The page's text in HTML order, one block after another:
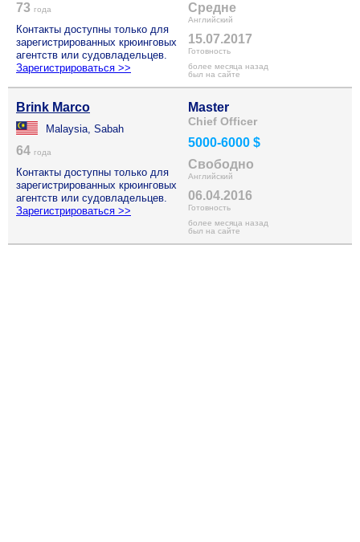
73 года
Контакты доступны только для
зарегистрированных крюинговых
агентств или судовладельцев.
Зарегистрироваться >>
Средне
Английский
15.07.2017
Готовность
более месяца назад
был на сайте
Brink Marco
Malaysia, Sabah
64 года
Контакты доступны только для
зарегистрированных крюинговых
агентств или судовладельцев.
Зарегистрироваться >>
Master
Chief Officer
5000-6000 $
Свободно
Английский
06.04.2016
Готовность
более месяца назад
был на сайте